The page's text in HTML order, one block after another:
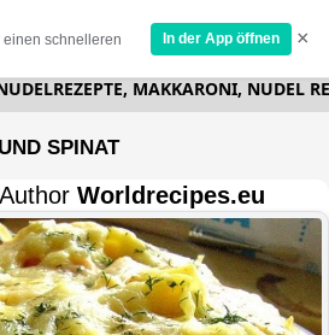
einen schnelleren
In der App öffnen ×
MAKKARONI, NUDEL
SPINAT
Worldrecipes.eu